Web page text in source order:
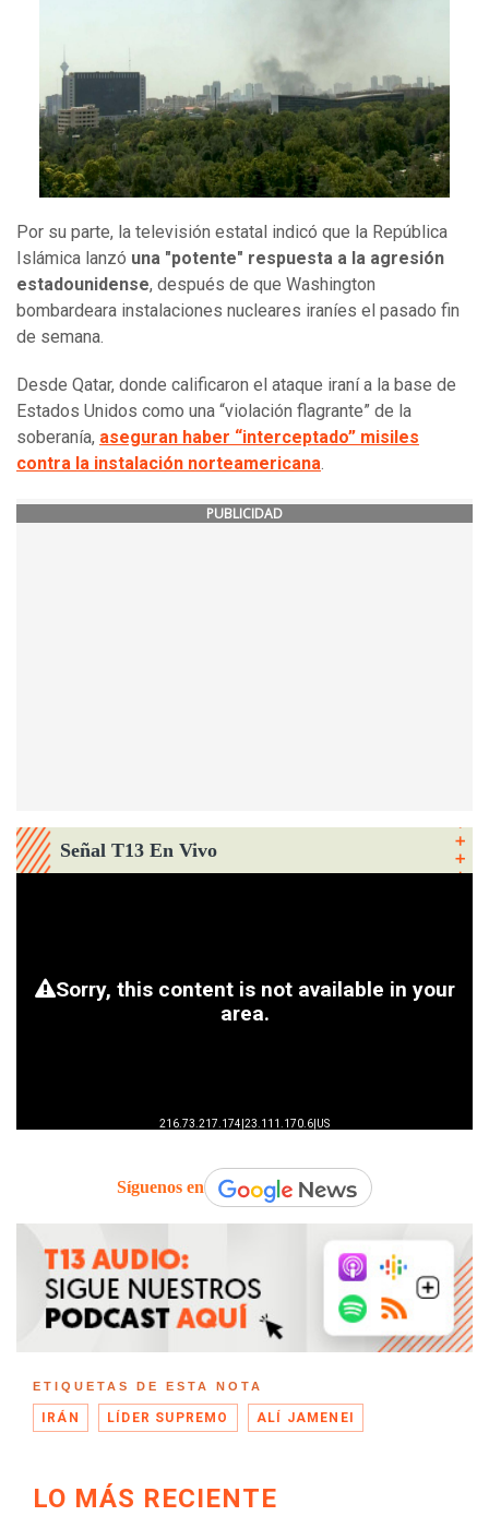
Por su parte, la televisión estatal indicó que la República
Islámica lanzó una "potente" respuesta a la agresión
estadounidense, después de que Washington
bombardeara instalaciones nucleares iraníes el pasado fin
de semana.
Desde Qatar, donde calificaron el ataque iraní a la base de
Estados Unidos como una “violación flagrante” de la
soberanía, aseguran haber “interceptado” misiles
contra la instalación norteamericana.
PUBLICIDAD
Señal T13 En Vivo
Síguenos en
ETIQUETAS DE ESTA NOTA
IRÁN LÍDER SUPREMO ALÍ JAMENEI
LO MÁS RECIENTE